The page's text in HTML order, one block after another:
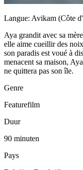
Langue: Avikam (Côte
Aya grandit avec sa
elle aime cueillir des
son paradis est voué à
menacent sa maison,
ne quittera pas son île.
Genre
Featurefilm
Duur
90 minuten
Pays